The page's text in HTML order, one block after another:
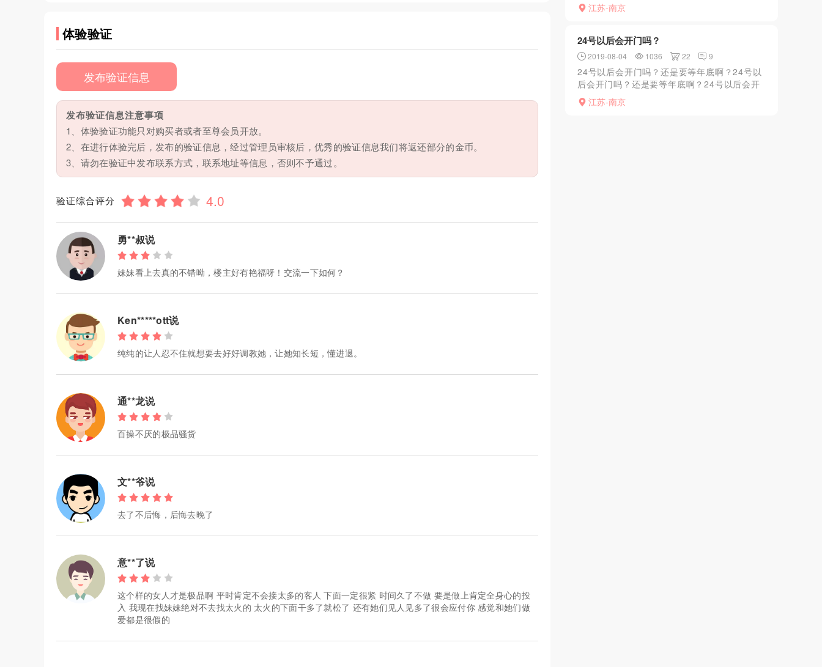
体验验证
发布验证信息
发布验证信息注意事项
1、体验验证功能只对购买者或者至尊会员开放。
2、在进行体验完后，发布的验证信息，经过管理员审核后，优秀的验证信息我们将返还部分的金币。
3、请勿在验证中发布联系方式，联系地址等信息，否则不予通过。
验证综合评分
勇**叔说
妹妹看上去真的不错呦，楼主好有艳福呀！交流一下如何？
Ken*****ott说
纯纯的让人忍不住就想要去好好调教她，让她知长短，懂进退。
通**龙说
百操不厌的极品骚货
文**爷说
去了不后悔，后悔去晚了
意**了说
这个样的女人才是极品啊 平时肯定不会接太多的客人 下面一定很紧 时间久了不做 要是做上肯定全身心的投
入 我现在找妹妹绝对不去找太火的 太火的下面干多了就松了 还有她们见人见多了很会应付你 感觉和她们做
爱都是很假的
有。人照8成，一进门老师给我的感觉有点宽，
江苏-南京
24号以后会开门吗？
2019-08-04 1036 22 9
24号以后会开门吗？还是要等年底啊？24号以
后会开门吗？还是要等年底啊？24号以后会开
门吗？还是要等年底啊？24号以后会开门吗？
还是要等年底啊？
江苏-南京